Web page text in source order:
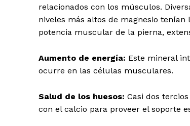
relacionados con los músculos.
niveles más altos de magnesio
potencia muscular de la pierna,
Aumento de energía: Este mineral
ocurre en las células musculares.
Salud de los huesos: Casi dos
con el calcio para proveer el soporte